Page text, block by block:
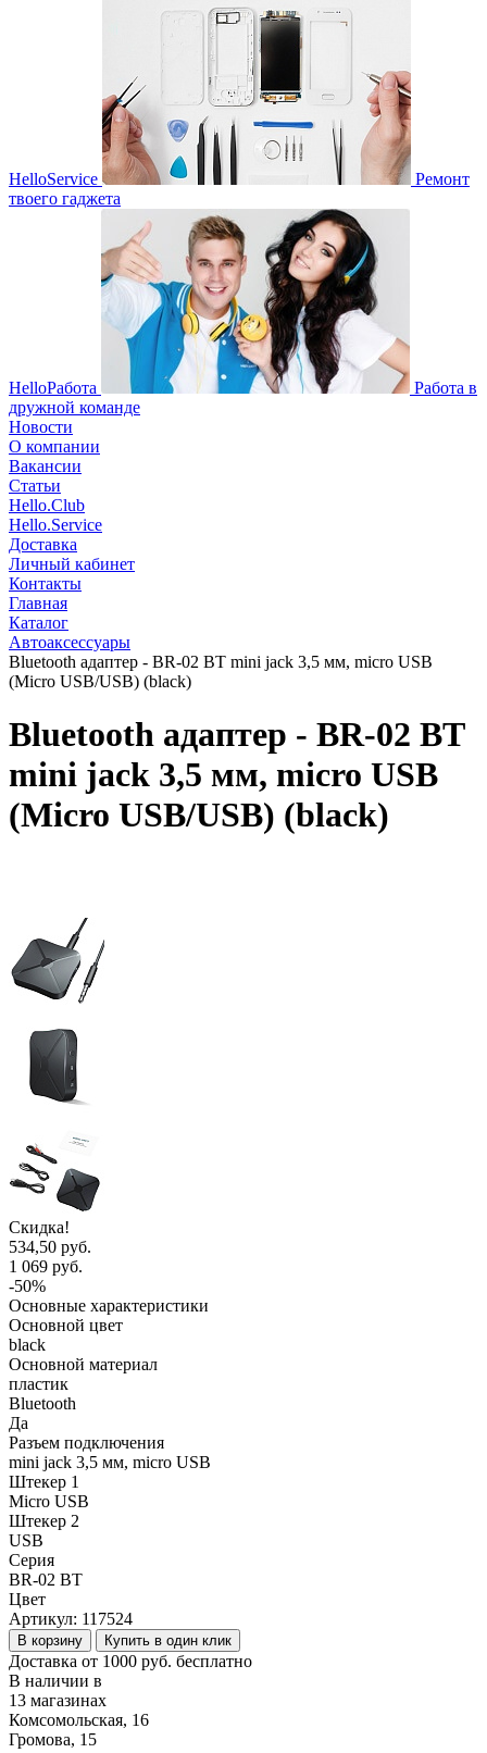
HelloService
Ремонт
твоего гаджета
HelloРабота
Работа в
дружной команде
Новости
О компании
Вакансии
Статьи
Hello.Club
Hello.Service
Доставка
Личный кабинет
Контакты
Главная
Каталог
Автоаксессуары
Bluetooth адаптер - BR-02 BT mini jack 3,5 мм, micro USB
(Micro USB/USB) (black)
Bluetooth адаптер - BR-02 BT
mini jack 3,5 мм, micro USB
(Micro USB/USB) (black)
Скидка!
534,50 руб.
1 069 руб.
-50%
Основные характеристики
Основной цвет
black
Основной материал
пластик
Bluetooth
Да
Разъем подключения
mini jack 3,5 мм, micro USB
Штекер 1
Micro USB
Штекер 2
USB
Серия
BR-02 BT
Цвет
Артикул: 117524
В корзину Купить в один клик
Доставка от 1000 руб. бесплатно
В наличии в
13 магазинах
Комсомольская, 16
Громова, 15